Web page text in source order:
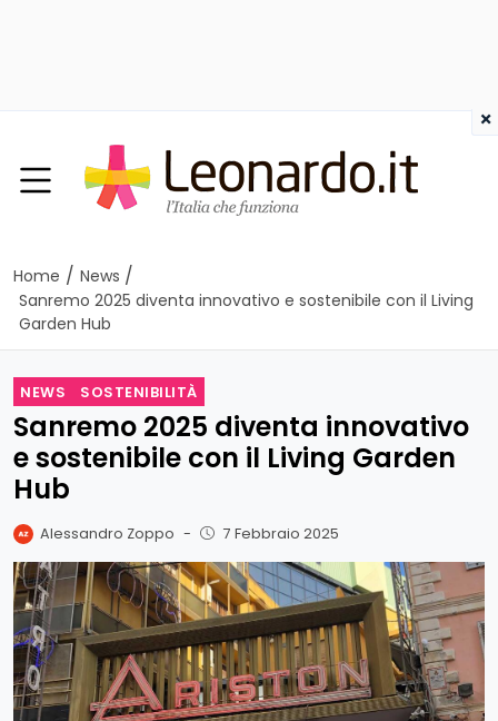
Home / News /
Sanremo 2025 diventa innovativo e sostenibile con il Living
Garden Hub
NEWS SOSTENIBILITÀ
Sanremo 2025 diventa innovativo
e sostenibile con il Living Garden
Hub
Alessandro Zoppo - 7 Febbraio 2025
×